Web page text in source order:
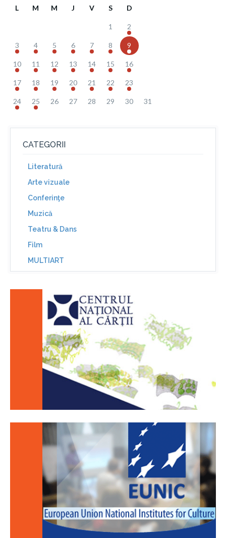
L M M J V S D
1 2
3 4 5 6 7 8 9
10 11 12 13 14 15 16
17 18 19 20 21 22 23
24 25 26 27 28 29 30 31
CATEGORII
Literatură
Arte vizuale
Conferinţe
Muzică
Teatru & Dans
Film
MULTIART